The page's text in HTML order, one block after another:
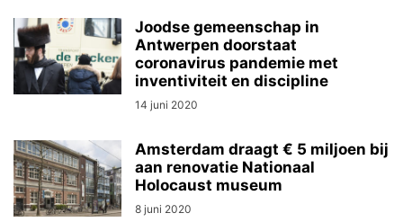
Joodse gemeenschap in
Antwerpen doorstaat
coronavirus pandemie met
inventiviteit en discipline
14 juni 2020
Amsterdam draagt € 5 miljoen bij
aan renovatie Nationaal
Holocaust museum
8 juni 2020